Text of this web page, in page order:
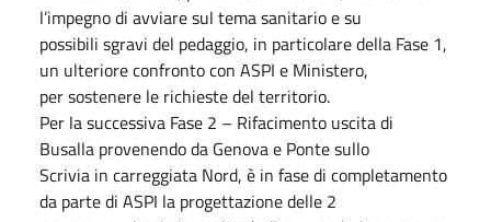
l’impegno di avviare sul tema sanitario e su
possibili sgravi del pedaggio, in particolare della Fase 1,
un ulteriore confronto con ASPI e Ministero,
per sostenere le richieste del territorio.
Per la successiva Fase 2 – Rifacimento uscita di
Busalla provenendo da Genova e Ponte sullo
Scrivia in carreggiata Nord, è in fase di completamento
da parte di ASPI la progettazione delle 2